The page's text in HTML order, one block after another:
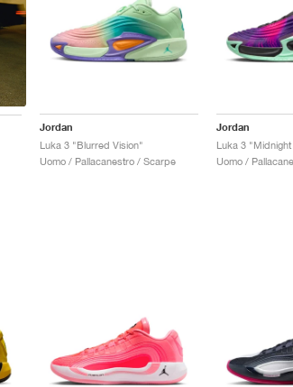
Jordan
Luka 3 "Blurred Vision"
Uomo / Pallacanestro / Scarpe
Jordan
Luka 3
Uomo /